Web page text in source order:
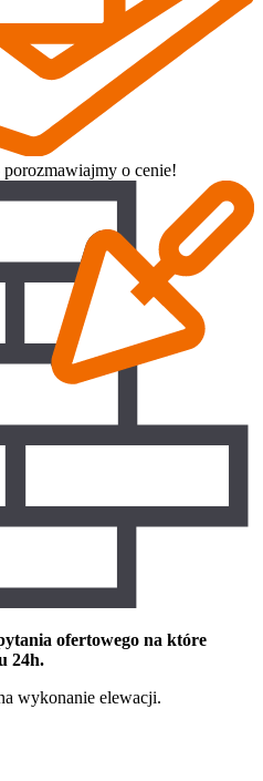
o cenie!
ofertowego na które
24h.
wykonanie elewacji.